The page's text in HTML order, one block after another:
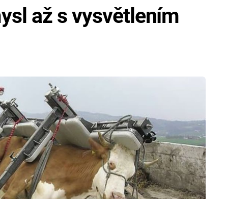
až s vysvětlením